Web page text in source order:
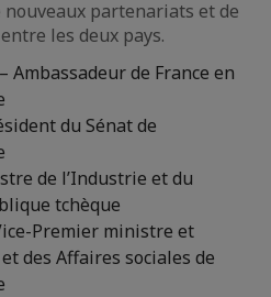
partenariats et de
les deux pays.
– Ambassadeur de France en
du Sénat de
de l’Industrie et du
tchèque
Premier ministre et
des Affaires sociales de